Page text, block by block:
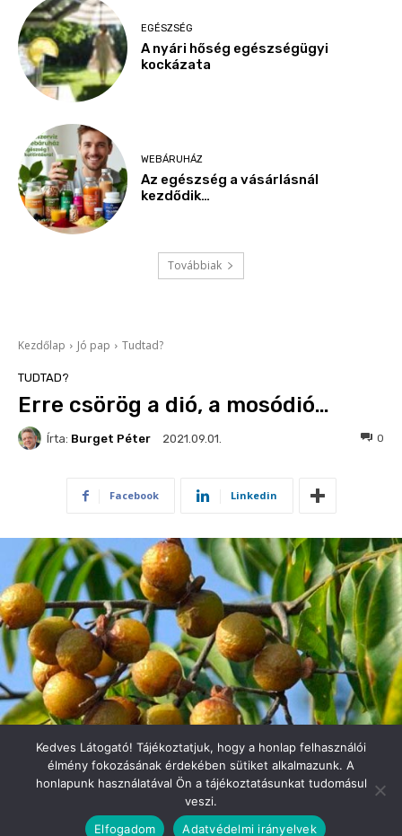
EGÉSZSÉG
A nyári hőség egészségügyi
kockázata
WEBÁRUHÁZ
Az egészség a vásárlásnál
kezdődik…
Továbbiak
Kedves Látogató! Tájékoztatjuk, hogy a honlap felhasználói
élmény fokozásának érdekében sütiket alkalmazunk. A
honlapunk használatával Ön a tájékoztatásunkat tudomásul
veszi.
Elfogadom
Adatvédelmi irányelvek